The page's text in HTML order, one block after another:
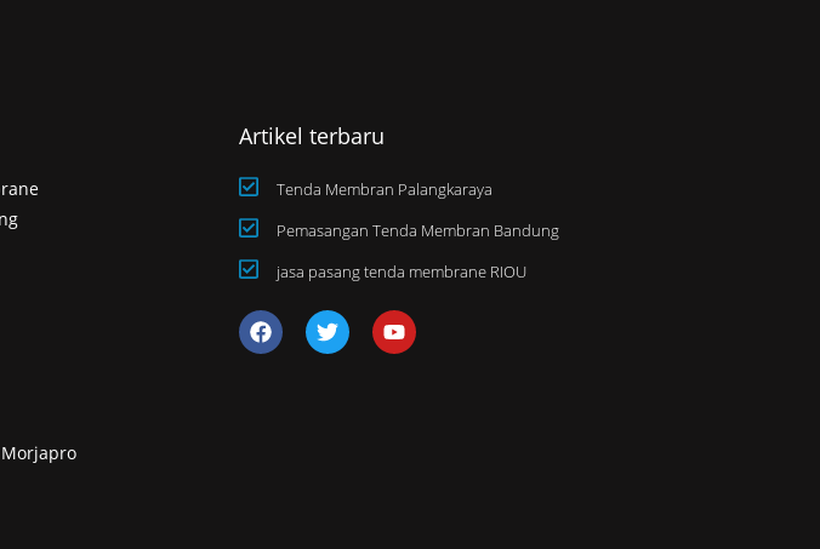
Artikel terbaru
Tenda Membran Palangkaraya
Pemasangan Tenda Membran Bandung
jasa pasang tenda membrane RIOU
F
a
c
T
w
i
Y
o
u